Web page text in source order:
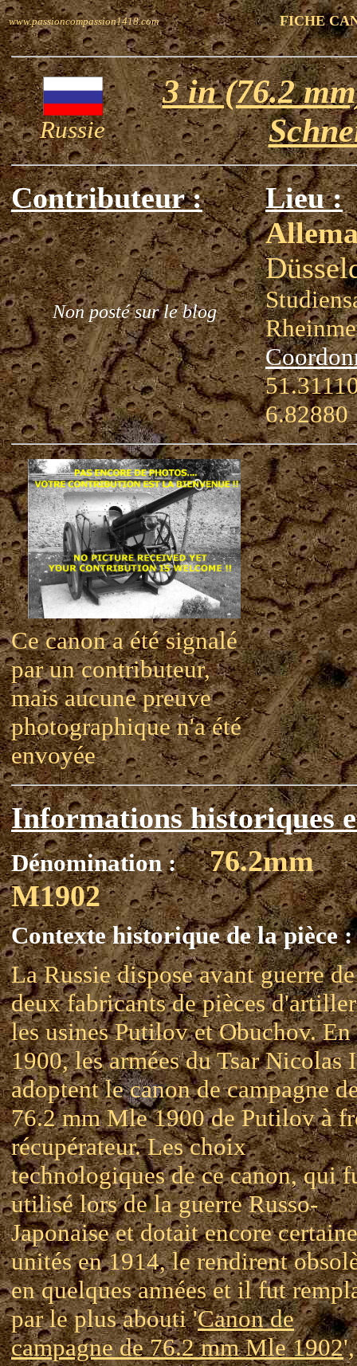
www.passioncompassion1418.com FICHE
Russie
3 in (76.2
Contributeur :
Non posté sur le blog
Lieu :
6.82880
Ce canon a été signalé
par un contributeur,
mais aucune preuve
photographique n'a été
envoyée
Informations historiques
Dénomination :
76.2mm
M1902
Contexte historique de la pièce :
La Russie dispose avant guerre de
deux fabricants de pièces
les usines Putilov et Obuchov. En
1900, les armées du Tsar Nicolas
adoptent le canon de campagne
76.2 mm Mle 1900 de Putilov à
récupérateur. Les choix
technologiques de ce canon, qui
utilisé lors de la guerre Russo-
Japonaise et dotait encore
unités en 1914, le rendirent
en quelques années et il fut
par le plus abouti 'Canon de
campagne de 76.2 mm Mle 1902',